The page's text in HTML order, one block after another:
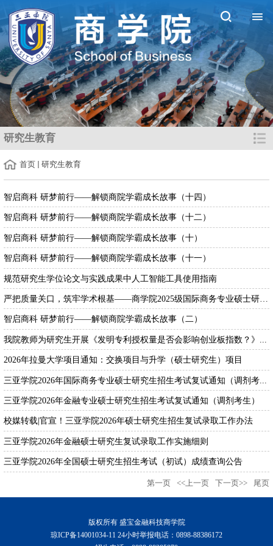
研究生教育
首页 研究生教育
智启商科 研梦前行——解锁商院学霸成长故事（十四）
智启商科 研梦前行——解锁商院学霸成长故事（十二）
智启商科 研梦前行——解锁商院学霸成长故事（十）
智启商科 研梦前行——解锁商院学霸成长故事（十一）
规范研究生学位论文与实践成果中人工智能工具使用指南
智启商科 研梦前行——解锁商院学霸成长故事（二）
我院教师为研究生开展《发明专利授权量是否会影响创业板指数？》...
2026年拉曼大学项目通知：交换项目与升学（硕士研究生）项目
三亚学院2026年国际商务专业硕士研究生招生考试复试通知（调剂考...
三亚学院2026年金融专业硕士研究生招生考试复试通知（调剂考生）
校媒转载|官宣！三亚学院2026年硕士研究生招生复试录取工作办法
三亚学院2026年金融硕士研究生复试录取工作实施细则
三亚学院2026年全国硕士研究生招生考试（初试）成绩查询公告
第一页 <<上一页 下一页>> 尾页
版权所有 盛宝金融科技商学院
琼ICP备14001034-11 24小时举报电话：0898-88386172